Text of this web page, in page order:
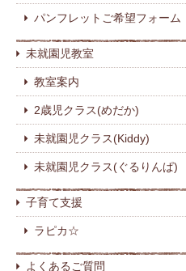
パンフレットご希望フォーム
未就園児教室
教室案内
2歳児クラス(めだか)
未就園児クラス(Kiddy)
未就園児クラス(ぐるりんぱ)
子育て支援
ラピカ☆
よくあるご質問